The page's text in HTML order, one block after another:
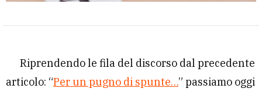
Riprendendo le fila del discorso dal precedente
articolo: “Per un pugno di spunte…” passiamo oggi